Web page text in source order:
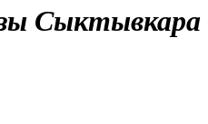
Сыктывкара